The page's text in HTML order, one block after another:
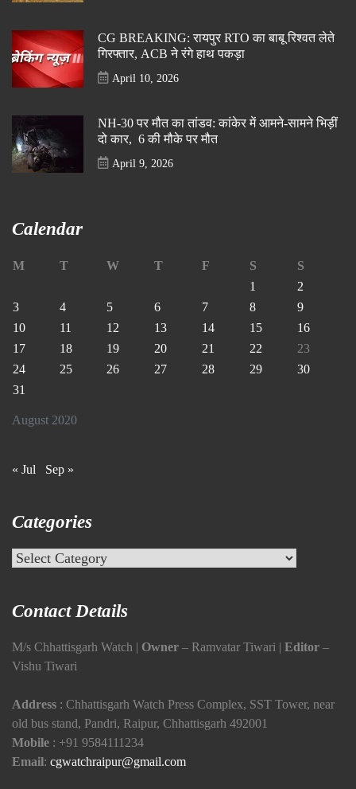
CG BREAKING: रायपुर RTO का बाबू रिश्वत लेते
गिरफ्तार, ACB ने रंगे हाथ पकड़ा
April 10, 2026
NH-30 पर मौत का तांडव: कांकेर में आमने-सामने भिड़ीं
दो कार, 6 की मौके पर मौत
April 9, 2026
Calendar
August 2020
M T W T F S
S
1
2
3
4 5 6 7 8
9
10
11 12 13 14 15
16
17
18 19 20 21 22
23
24
25 26 27 28 29
30
31
« Jul Sep »
Categories
Categories
Contact Details
M/s Chhattisgarh Watch | Owner – Ramvatar Tiwari | Editor –
Vishu Tiwari
Address : Chhattisgarh Watch Press Complex, SST Tower, near
old bus stand, Pandri, Raipur, Chhattisgarh 492001
Mobile : +91 9584111234
Email: cgwatchraipur@gmail.com